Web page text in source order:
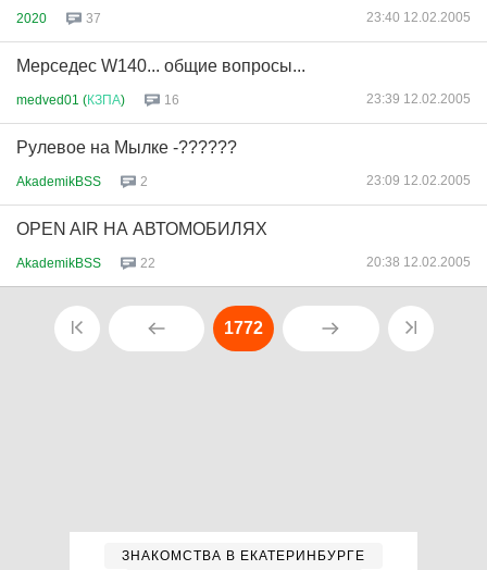
2020 37 23:40 12.02.2005
Мерседес W140... общие вопросы...
medved01 (КЗПА) 16 23:39 12.02.2005
Рулевое на Мылке -??????
AkademikBSS 2 23:09 12.02.2005
OPEN AIR НА АВТОМОБИЛЯХ
AkademikBSS 22 20:38 12.02.2005
1772
ЗНАКОМСТВА В ЕКАТЕРИНБУРГЕ